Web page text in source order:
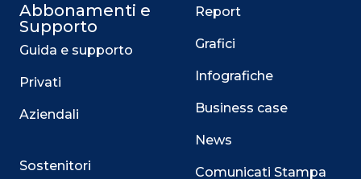
Abbonamenti e
Supporto
Guida e supporto
Privati
Aziendali
Sostenitori
Report
Grafici
Infografiche
Business case
News
Comunicati Stampa